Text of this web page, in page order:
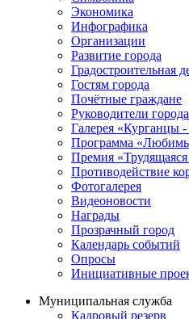
Экономика
Инфографика
Организации
Развитие города
Градостроительная
Гостям города
Почётные граждане
Руководители города
Галерея «Курганцы -
Программа
Премия
Противодействие
Фотогалерея
Видеоновости
Награды
Прозрачный город
Календарь событий
Опросы
Инициативные
Муниципальная служба
Кадровый резерв